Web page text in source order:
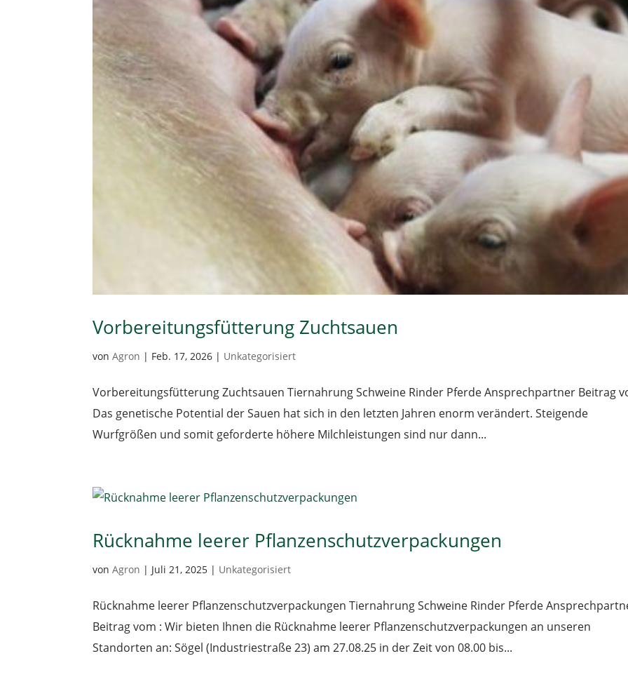
Vorbereitungsfütterung Zuchtsauen
von Agron | Feb. 17, 2026 | Unkategorisiert
Vorbereitungsfütterung Zuchtsauen Tiernahrung Schweine Rinder Pferde Ansprechpartner Beitrag
Das genetische Potential der Sauen hat sich in den letzten Jahren enorm verändert. Steigende
Wurfgrößen und somit geforderte höhere Milchleistungen sind nur dann...
Rücknahme leerer Pflanzenschutzverpackungen
von Agron | Juli 21, 2025 | Unkategorisiert
Rücknahme leerer Pflanzenschutzverpackungen Tiernahrung Schweine Rinder Pferde
Beitrag vom : Wir bieten Ihnen die Rücknahme leerer Pflanzenschutzverpackungen an unseren
Standorten an: Sögel (Industriestraße 23) am 27.08.25 in der Zeit von 08.00 bis...